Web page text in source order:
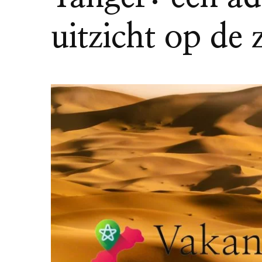
uitzicht op de